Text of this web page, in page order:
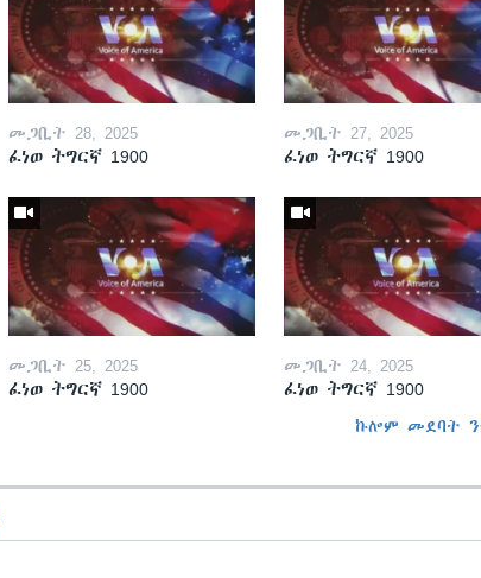
መጋቢት 28, 2025
ፈነወ ትግርኛ 1900
መጋቢት 27, 2025
ፈነወ ትግርኛ 1900
መጋቢት 25, 2025
ፈነወ ትግርኛ 1900
መጋቢት 24, 2025
ፈነወ ትግርኛ 1900
ኩሎም መደባት